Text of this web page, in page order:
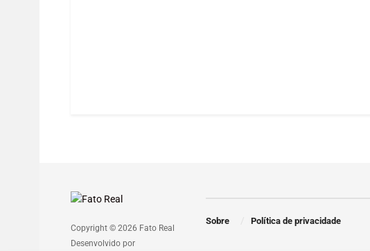
Copyright © 2026 Fato Real
Desenvolvido por
Sobre Política de privacidade